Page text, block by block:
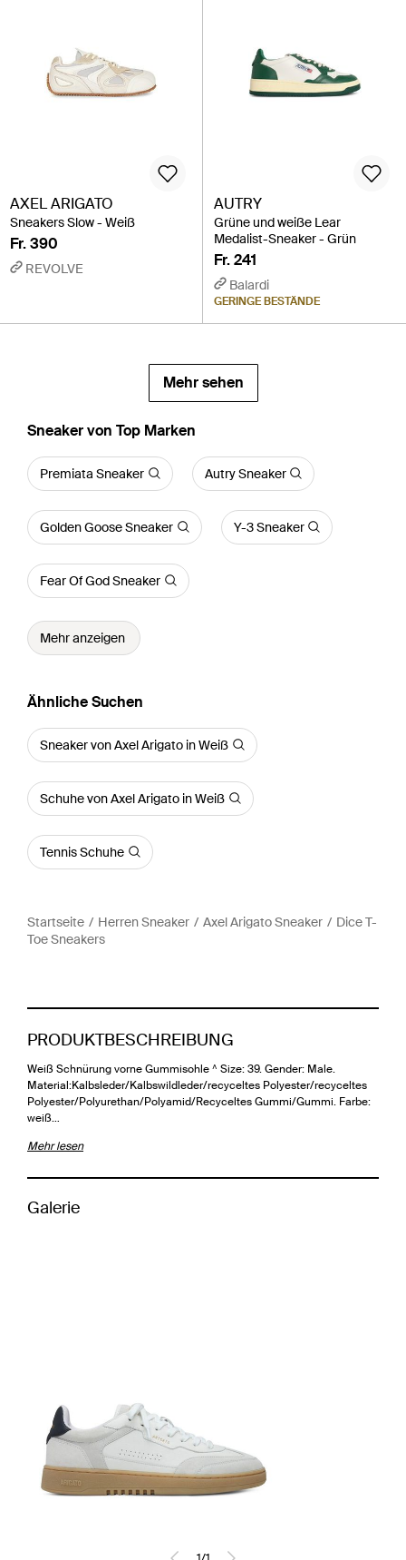
AXEL ARIGATO
Sneakers Slow - Weiß
Fr. 390
REVOLVE
AUTRY
Grüne und weiße Lear
Medalist-Sneaker - Grün
Fr. 241
Balardi
GERINGE BESTÄNDE
Mehr sehen
Sneaker von Top Marken
Premiata Sneaker Autry Sneaker
Golden Goose Sneaker Y-3 Sneaker
Fear Of God Sneaker
Mehr anzeigen
Ähnliche Suchen
Sneaker von Axel Arigato in Weiß
Schuhe von Axel Arigato in Weiß
Tennis Schuhe
Startseite Herren Sneaker Axel Arigato Sneaker
Dice T-
Toe Sneakers
PRODUKTBESCHREIBUNG
Weiß Schnürung vorne Gummisohle ^ Size: 39. Gender: Male.
Material:Kalbsleder/Kalbswildleder/recyceltes Polyester/recyceltes
Polyester/Polyurethan/Polyamid/Recyceltes Gummi/Gummi. Farbe:
weiß…
Mehr lesen
Galerie